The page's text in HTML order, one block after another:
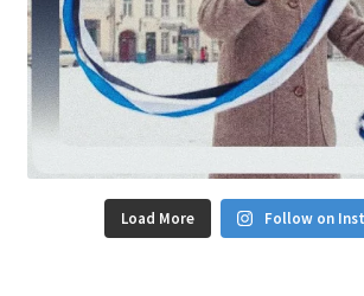
Load More Follow on